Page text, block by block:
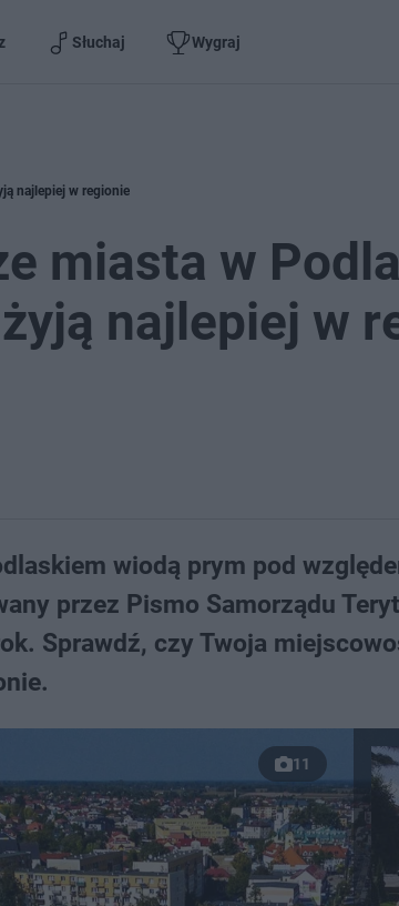
Słuchaj Wygraj
najlepiej w regionie
miasta w
najlepiej w
wiodą prym pod
przez Pismo Samorządu
Sprawdź, czy Twoja
11